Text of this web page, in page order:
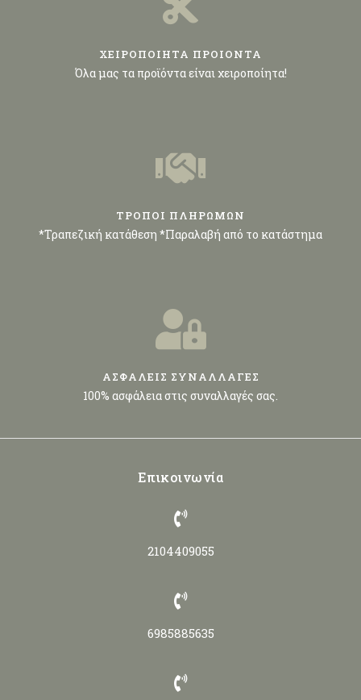
ΧΕΙΡΟΠΟΙΗΤΑ ΠΡΟΙΟΝΤΑ
Όλα μας τα προϊόντα είναι χειροποίητα!
ΤΡΟΠΟΙ ΠΛΗΡΩΜΩΝ
*Τραπεζική κατάθεση *Παραλαβή από το κατάστημα
ΑΣΦΑΛΕΙΣ ΣΥΝΑΛΛΑΓΕΣ
100% ασφάλεια στις συναλλαγές σας.
Επικοινωνία
2104409055
6985885635